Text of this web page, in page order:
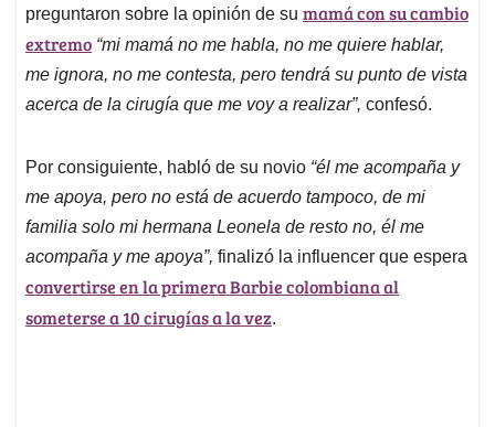
preguntaron sobre la opinión de su mamá con su cambio
extremo “mi mamá no me habla, no me quiere hablar,
me ignora, no me contesta, pero tendrá su punto de vista
acerca de la cirugía que me voy a realizar”, confesó.
Por consiguiente, habló de su novio “él me acompaña y
me apoya, pero no está de acuerdo tampoco, de mi
familia solo mi hermana Leonela de resto no, él me
acompaña y me apoya”, finalizó la influencer que espera
convertirse en la primera Barbie colombiana al
someterse a 10 cirugías a la vez.